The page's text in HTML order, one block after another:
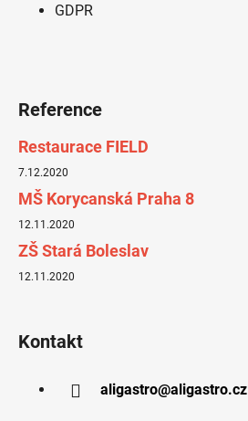
GDPR
Reference
Restaurace FIELD
7.12.2020
MŠ Korycanská Praha 8
12.11.2020
ZŠ Stará Boleslav
12.11.2020
Kontakt
aligastro@aligastro.cz